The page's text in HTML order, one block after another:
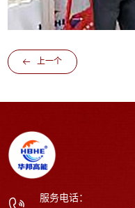
上一个
服务电话：